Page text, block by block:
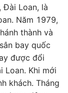
Đài Loan, là
Năm 1979,
thành và
bay quốc
được đổi
Loan. Khi mới
khách. Tháng